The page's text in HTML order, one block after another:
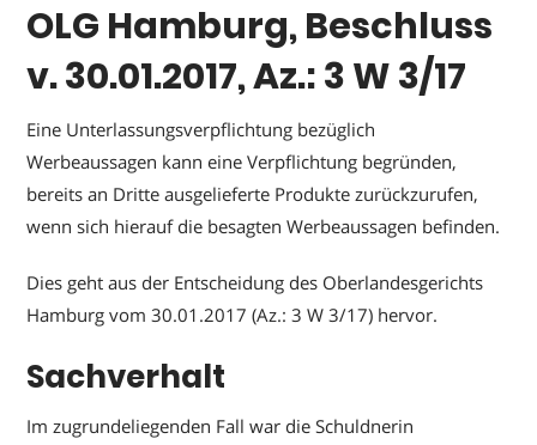
OLG Hamburg, Beschluss
v. 30.01.2017, Az.: 3 W 3/17
Eine Unterlassungsverpflichtung bezüglich
Werbeaussagen kann eine Verpflichtung begründen,
bereits an Dritte ausgelieferte Produkte zurückzurufen,
wenn sich hierauf die besagten Werbeaussagen befinden.
Dies geht aus der Entscheidung des Oberlandesgerichts
Hamburg vom 30.01.2017 (Az.: 3 W 3/17) hervor.
Sachverhalt
Im zugrundeliegenden Fall war die Schuldnerin